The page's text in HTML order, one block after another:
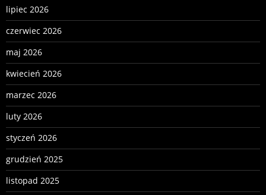
lipiec 2026
czerwiec 2026
maj 2026
kwiecień 2026
marzec 2026
luty 2026
styczeń 2026
grudzień 2025
listopad 2025